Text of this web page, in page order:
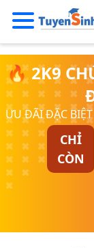
🔥 2K9
ƯU ĐÃI ĐẶC
CHỈ
CÒN